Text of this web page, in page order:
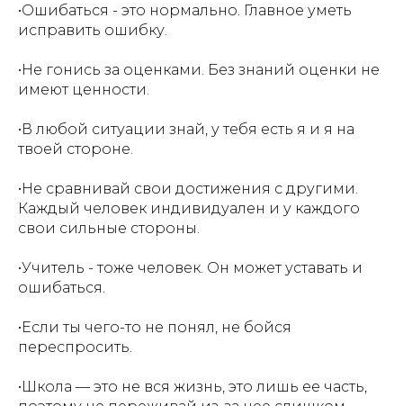
•Ошибаться - это нормально. Главное уметь
исправить ошибку.
•Не гонись за оценками. Без знаний оценки не
имеют ценности.
•В любой ситуации знай, у тебя есть я и я на
твоей стороне.
•Не сравнивай свои достижения с другими.
Каждый человек индивидуален и у каждого
свои сильные стороны.
•Учитель - тоже человек. Он может уставать и
ошибаться.
•Если ты чего-то не понял, не бойся
переспросить.
•Школа — это не вся жизнь, это лишь ее часть,